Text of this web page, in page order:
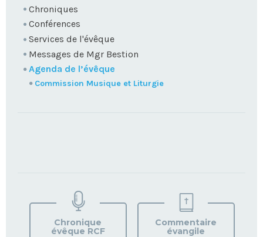
Chroniques
Conférences
Services de l'évêque
Messages de Mgr Bestion
Agenda de l’évêque
Commission Musique et Liturgie
VOTRE
PAROISSE
Chronique
évêque RCF
Commentaire
évangile